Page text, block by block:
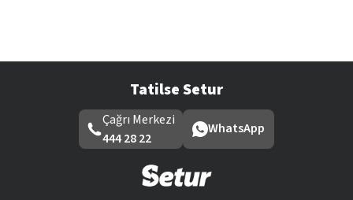
Tatilse Setur
Çağrı Merkezi
444 28 22
WhatsApp